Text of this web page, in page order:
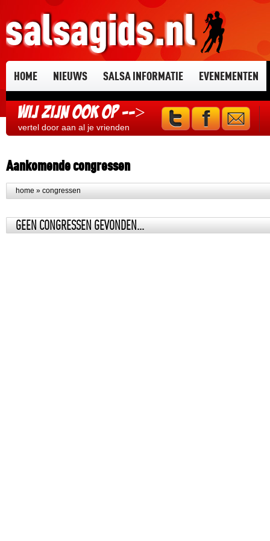
HOME NIEUWS SALSA INFORMATIE EVENEMENTEN
Wij zijn ook op -->
vertel door aan al je vrienden
Aankomende congressen
home » congressen
GEEN CONGRESSEN GEVONDEN...